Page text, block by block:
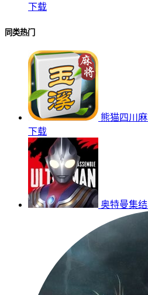
下载
同类热门
熊猫四川
下载
奥特曼集